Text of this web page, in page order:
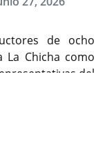
de ocho
Chicha como
del